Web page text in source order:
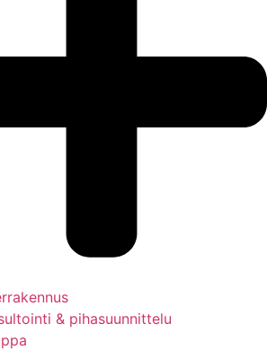
& pihasuunnittelu